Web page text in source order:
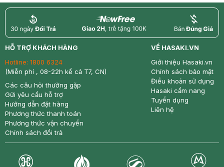
return nowfree price
HỖ TRỢ KHÁCH HÀNG
Hotline: 1800 6324
(Miễn phí , 08-22h kể cả T7, CN)
Các câu hỏi thường gặp
Gửi yêu cầu hỗ trợ
Hướng dẫn đặt hàng
Phương thức thanh toán
Phương thức vận chuyển
Chính sách đổi trả
VỀ HASAKI.VN
Giới thiệu Hasaki.vn
Chính sách bảo mật
Điều khoản sử dụng
Hasaki cẩm nang
Tuyển dụng
Liên hệ